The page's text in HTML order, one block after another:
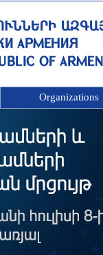
Organizations